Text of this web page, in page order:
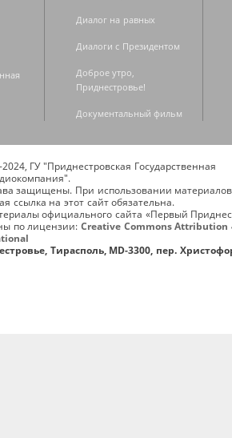
Диалог на равных
Диалоги с Президентом
Доброе утро,
Приднестровье!
Документальный фильм
ГУ "Приднестровская Государственная
защищены. При использовании
ссылка на этот сайт обязательна.
официального сайта «Первый
по лицензии: Creative Commons Attribution
Тирасполь, MD-3300, пер.